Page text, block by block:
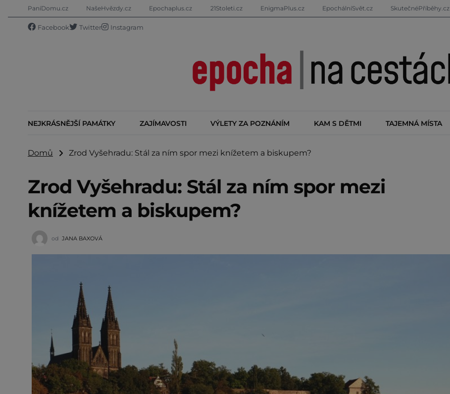
PaníDomu.cz NašeHvězdy.cz Epochaplus.cz 21Stoleti.cz EnigmaPlus.cz EpochálníSvět.cz SkutečnéPříběhy.cz
Facebook Twitter Instagram
NEJKRÁSNĚJŠÍ PAMÁTKY ZAJÍMAVOSTI VÝLETY ZA POZNÁNÍM KAM S DĚTMI TAJEMNÁ MÍSTA
Domů Zrod Vyšehradu: Stál za ním spor mezi knížetem a biskupem?
Zrod Vyšehradu: Stál za ním spor mezi
knížetem a biskupem?
od JANA BAXOVÁ